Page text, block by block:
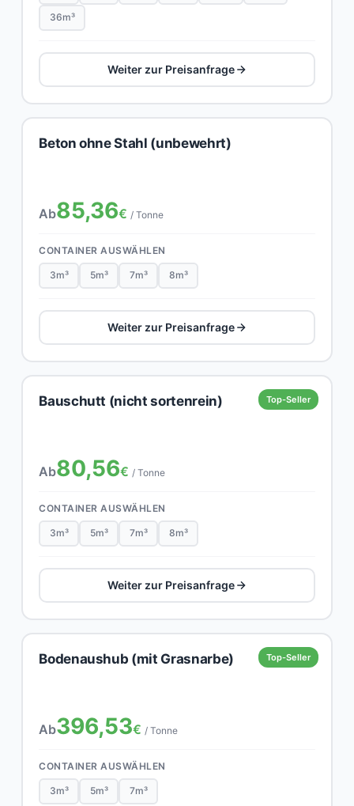
36m³
Weiter zur Preisanfrage
Beton ohne Stahl (unbewehrt)
Ab85,36€ / Tonne
CONTAINER AUSWÄHLEN
3m³ 5m³ 7m³ 8m³
Weiter zur Preisanfrage
Top-Seller
Bauschutt (nicht sortenrein)
Ab80,56€ / Tonne
CONTAINER AUSWÄHLEN
3m³ 5m³ 7m³ 8m³
Weiter zur Preisanfrage
Top-Seller
Bodenaushub (mit Grasnarbe)
Ab396,53€ / Tonne
CONTAINER AUSWÄHLEN
3m³ 5m³ 7m³